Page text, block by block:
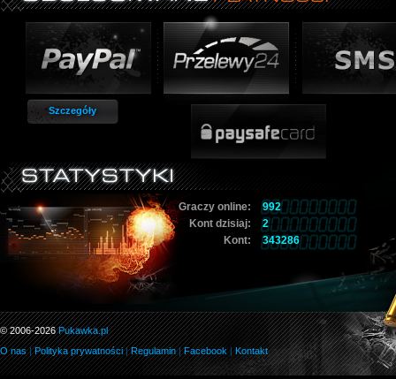
Szczegóły
Graczy online:
992
Kont dzisiaj:
2
Kont:
343286
© 2006-2026Pukawka.pl
O nas|Polityka prywatności|Regulamin|Facebook | Kontakt